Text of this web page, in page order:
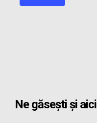
Ne găsești și aici